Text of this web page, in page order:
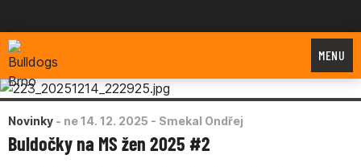
Bulldogs Brno
MENU
Novinky - ne 14. 12. 2025 - Smekal Ondřej
Buldočky na MS žen 2025 #2